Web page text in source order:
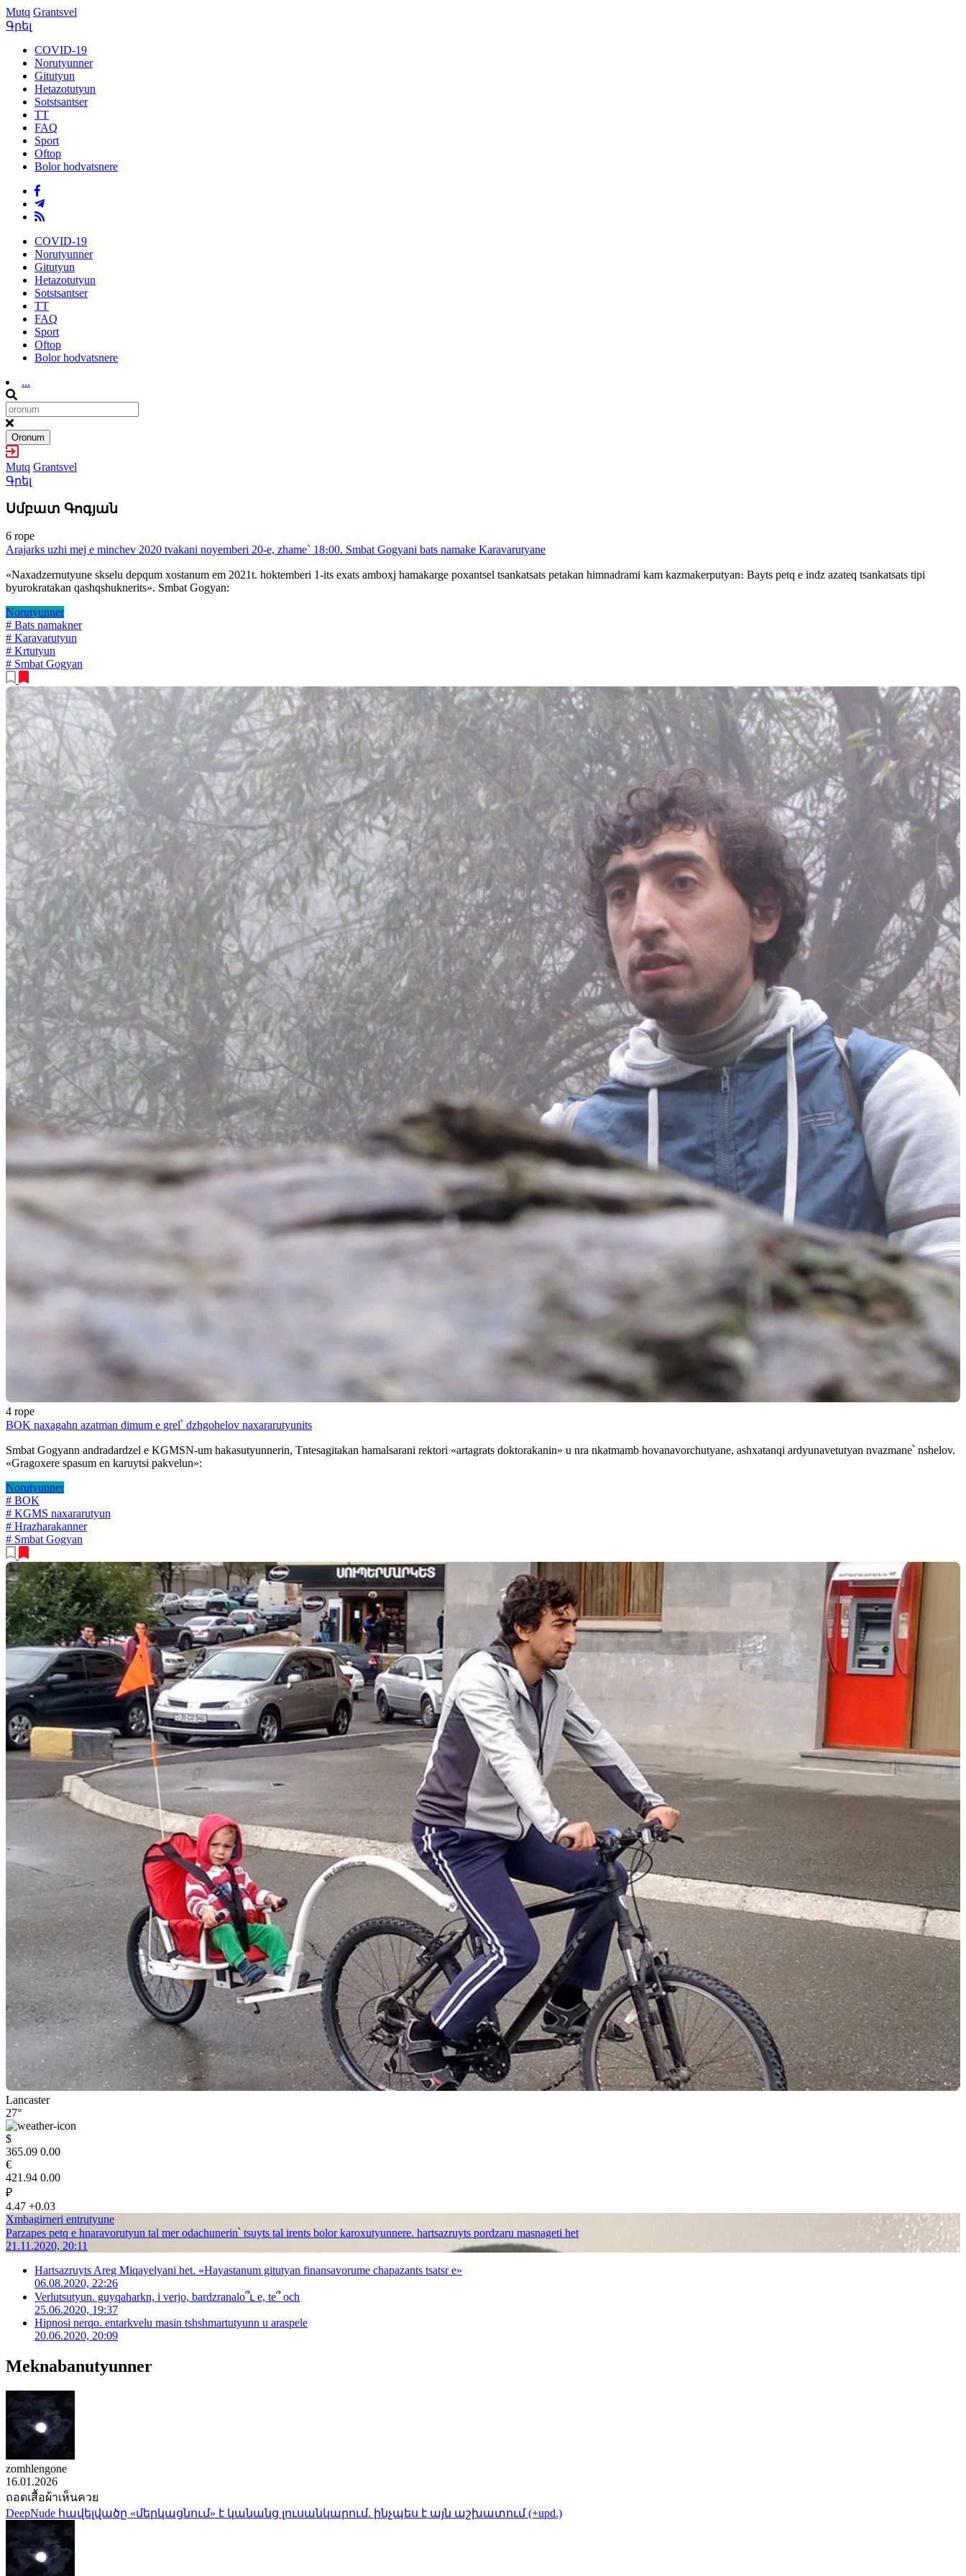
Mutq Grantsvel
Գրել
COVID-19
Norutyunner
Gitutyun
Hetazotutyun
Sotstsantser
TT
FAQ
Sport
Oftop
Bolor hodvatsnere
COVID-19
Norutyunner
Gitutyun
Hetazotutyun
Sotstsantser
TT
FAQ
Sport
Oftop
Bolor hodvatsnere
...
Oronum
Mutq Grantsvel
Գրել
Սմբատ Գոգյան
6 rope
Arajarks uzhi mej e minchev 2020 tvakani noyemberi 20-e, zhame` 18։00. Smbat Gogyani bats namake Karavarutyane
«Naxadzernutyune skselu depqum xostanum em 2021t. hoktemberi 1-its exats amboxj hamakarge poxantsel tsankatsats petakan himnadrami kam kazmakerputyan։ Bayts petq e indz azateq tsankatsats tipi
byurokratakan qashqshuknerits». Smbat Gogyan:
Norutyunner
# Bats namakner
# Karavarutyun
# Krtutyun
# Smbat Gogyan
4 rope
BOK naxagahn azatman dimum e grel՝ dzhgohelov naxararutyunits
Smbat Gogyann andradardzel e KGMSN-um hakasutyunnerin, Tntesagitakan hamalsarani rektori «artagrats doktorakanin» u nra nkatmamb hovanavorchutyane, ashxatanqi ardyunavetutyan nvazmane՝ nshelov.
«Gragoxere spasum en karuytsi pakvelun»:
Norutyunner
# BOK
# KGMS naxararutyun
# Hrazharakanner
# Smbat Gogyan
Lancaster
27°
$
365.09 0.00
€
421.94 0.00
₽
4.47 +0.03
Xmbagirneri entrutyune
Parzapes petq e hnaravorutyun tal mer odachunerin՝ tsuyts tal irents bolor karoxutyunnere. hartsazruyts pordzaru masnageti het
21.11.2020, 20:11
Hartsazruyts Areg Miqayelyani het. «Hayastanum gitutyan finansavorume chapazants tsatsr e»
06.08.2020, 22:26
Verlutsutyun. guyqaharkn, i verjo, bardzranalo՞ւ e, te՞ och
25.06.2020, 19:37
Hipnosi nerqo. entarkvelu masin tshshmartutyunn u araspele
20.06.2020, 20:09
Meknabanutyunner
zomhlengone
16.01.2026
ถอดเสื้อผ้าเห็นควย
DeepNude հավելվածը «մերկացնում» է կանանց լուսանկարում. ինչպես է այն աշխատում (+upd.)